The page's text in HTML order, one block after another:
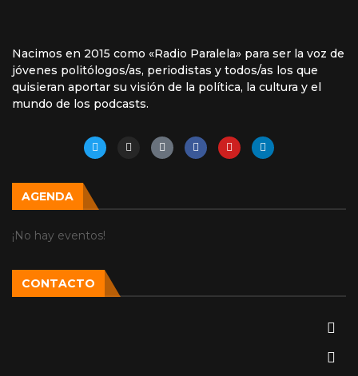
Nacimos en 2015 como «Radio Paralela» para ser la voz de
jóvenes politólogos/as, periodistas y todos/as los que
quisieran aportar su visión de la política, la cultura y el
mundo de los podcasts.
AGENDA
¡No hay eventos!
CONTACTO